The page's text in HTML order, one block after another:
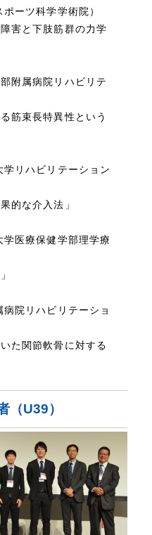
ーツ科学学術院）
害と下肢筋群の力学
附属病院リハビリテ
筋束長特異性という
学リハビリテーション
的な介入法」
学医療保健学部理学療
病院リハビリテーショ
た関節軟骨に対する
（U39）